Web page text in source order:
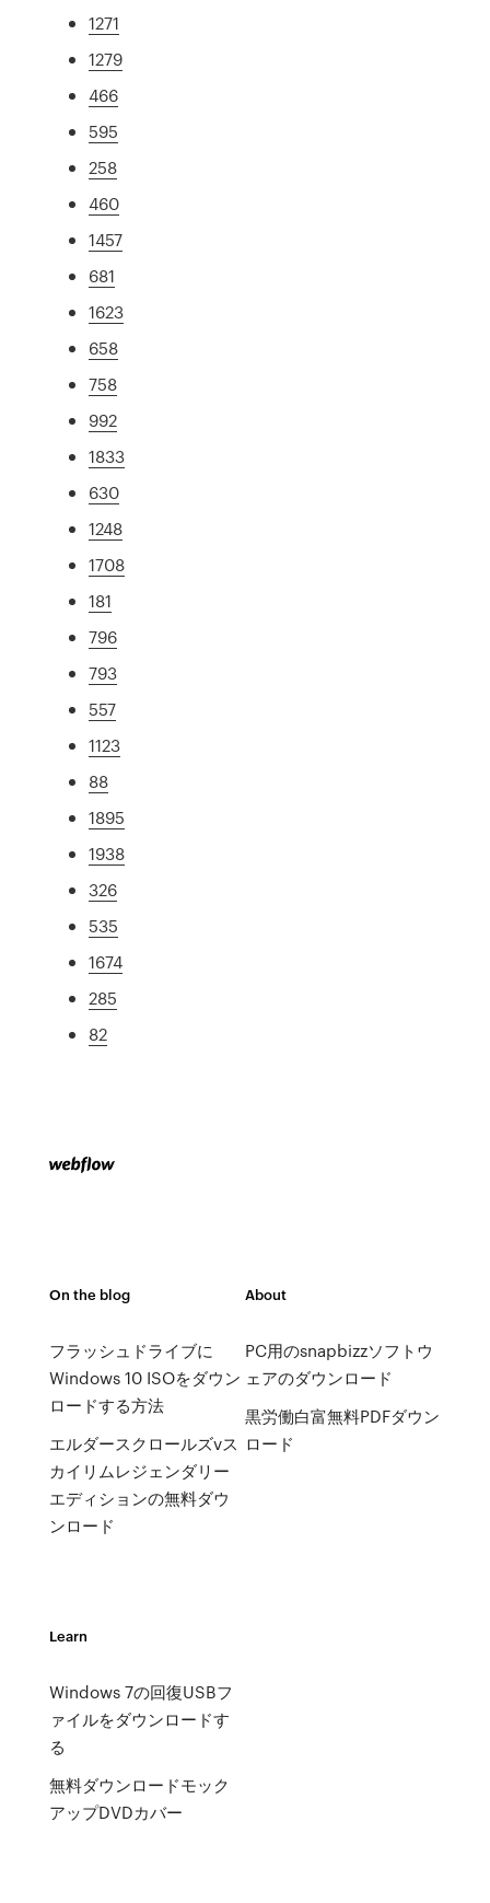
1271
1279
466
595
258
460
1457
681
1623
658
758
992
1833
630
1248
1708
181
796
793
557
1123
88
1895
1938
326
535
1674
285
82
On the blog
フラッシュドライブに
Windows 10 ISOをダウン
ロードする方法
エルダースクロールズvス
カイリムレジェンダリー
エディションの無料ダウ
ンロード
About
PC用のsnapbizzソフトウ
ェアのダウンロード
黒労働白富無料PDFダウン
ロード
Learn
Windows 7の回復USBフ
ァイルをダウンロードす
る
無料ダウンロードモック
アップDVDカバー